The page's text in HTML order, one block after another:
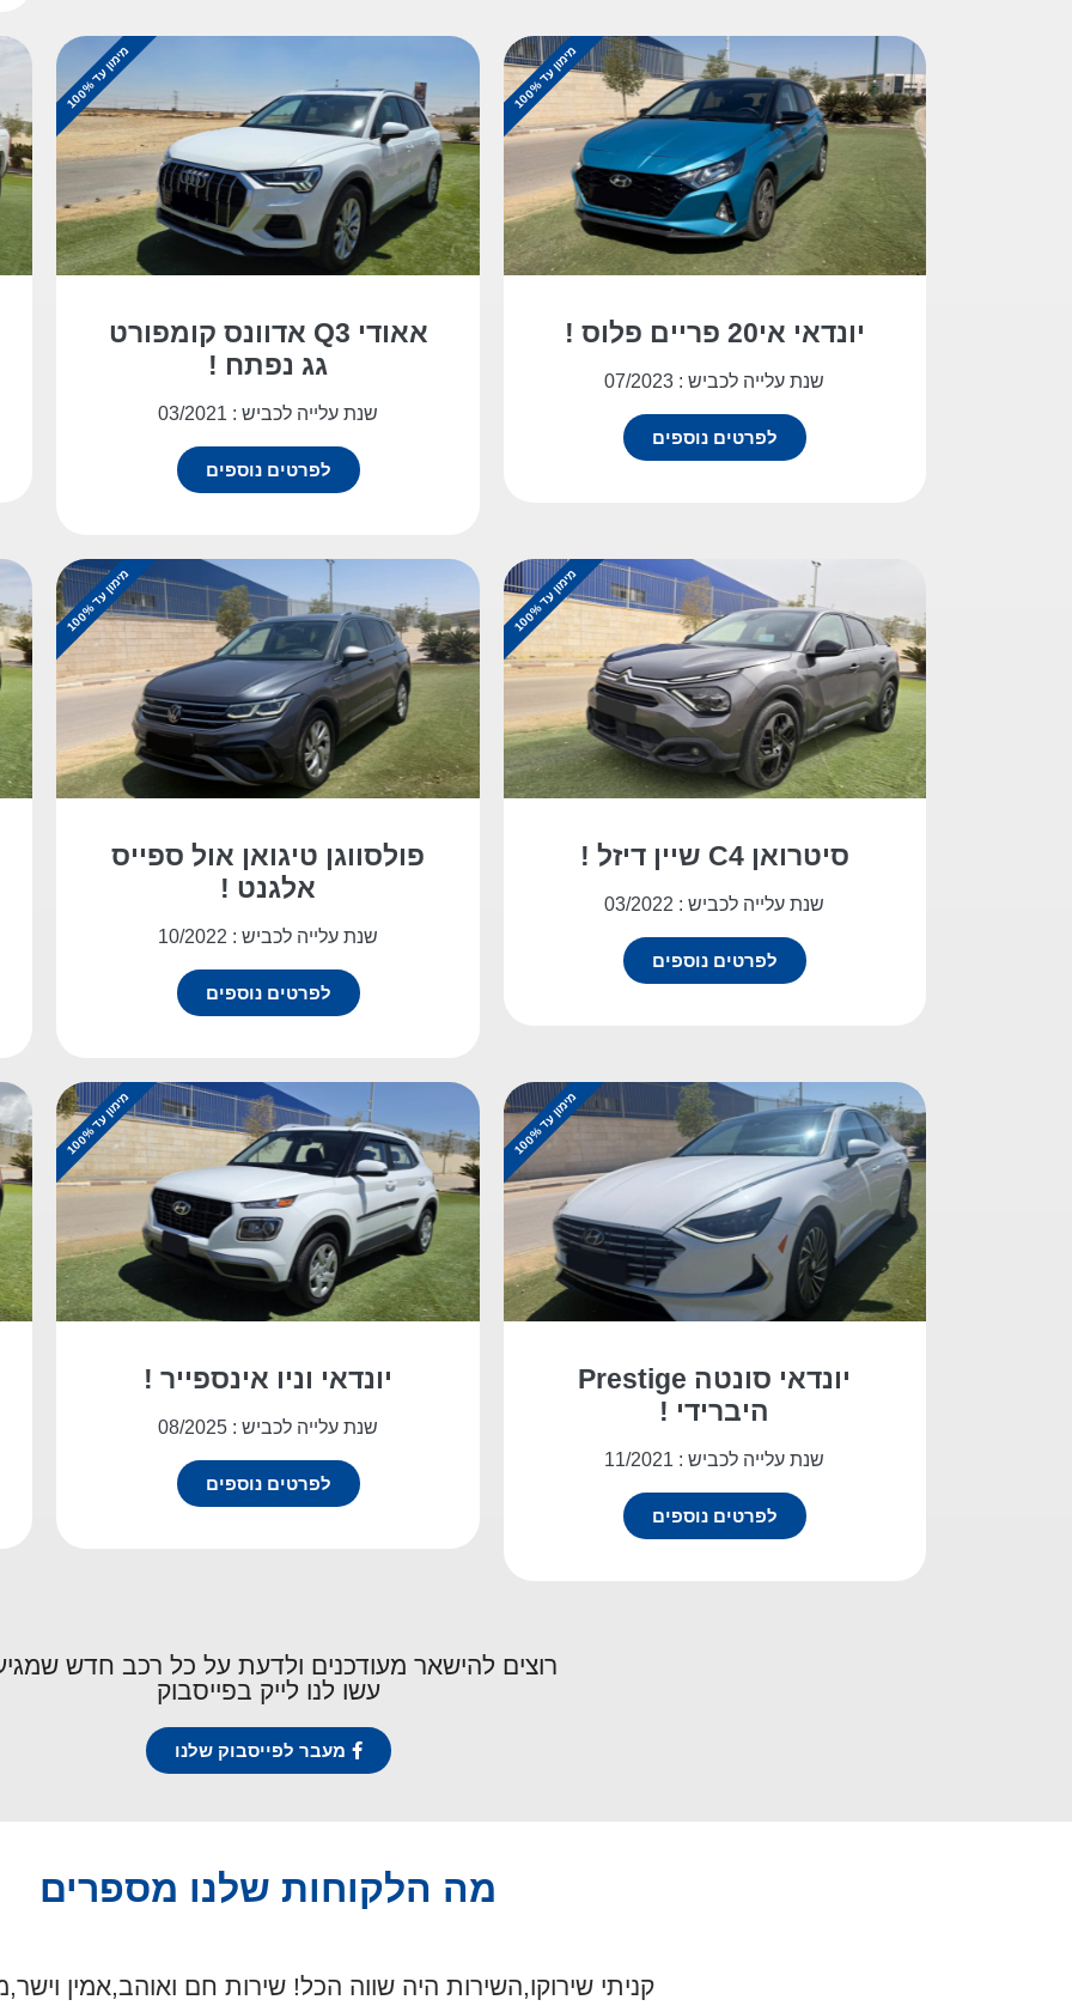
יונדאי אי20 פריים פלוס !
שנת עלייה לכביש : 07/2023
לפרטים נוספים
מ
י
מ
ו
ן
ע
ד
1
0
0
%
אאודי Q3 אדוונס קומפורט
גג נפתח !
שנת עלייה לכביש : 03/2021
לפרטים נוספים
מ
י
מ
ו
ן
ע
ד
1
0
0
%
סיטרואן C4 שיין דיזל !
שנת עלייה לכביש : 03/2022
לפרטים נוספים
מ
י
מ
ו
ן
ע
ד
1
0
0
%
פולסווגן טיגואן אול ספייס
אלגנט !
שנת עלייה לכביש : 10/2022
לפרטים נוספים
מ
י
מ
ו
ן
ע
ד
1
0
0
%
יונדאי סונטה Prestige
היברידי !
שנת עלייה לכביש : 11/2021
לפרטים נוספים
מ
י
מ
ו
ן
ע
ד
1
0
0
%
יונדאי וניו אינספייר !
שנת עלייה לכביש : 08/2025
לפרטים נוספים
מ
י
מ
ו
ן
ע
ד
1
0
0
%
רוצים להישאר מעודכנים ולדעת על כל רכב חדש
עשו לנו לייק בפייסבוק
מעבר לפייסבוק שלנו
מה הלקוחות שלנו מספרים
קניתי שירוקו,השירות היה שווה הכל! שירות חם ואוהב,אמין